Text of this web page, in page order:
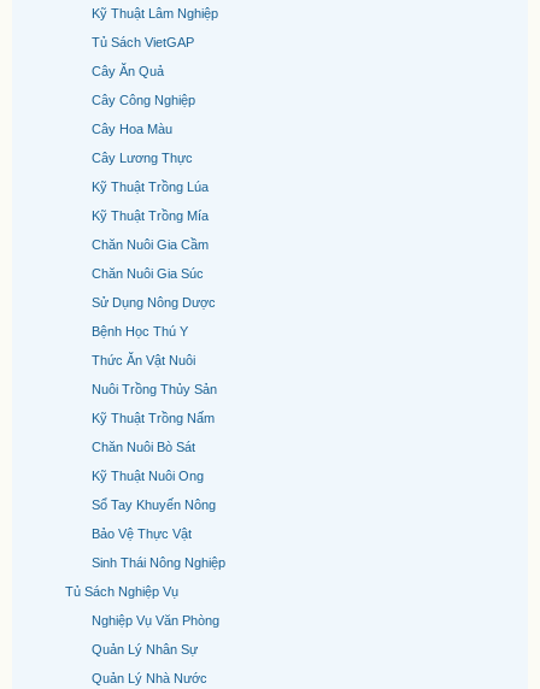
Kỹ Thuật Lâm Nghiệp
Tủ Sách VietGAP
Cây Ăn Quả
Cây Công Nghiệp
Cây Hoa Màu
Cây Lương Thực
Kỹ Thuật Trồng Lúa
Kỹ Thuật Trồng Mía
Chăn Nuôi Gia Cầm
Chăn Nuôi Gia Súc
Sử Dụng Nông Dược
Bệnh Học Thú Y
Thức Ăn Vật Nuôi
Nuôi Trồng Thủy Sản
Kỹ Thuật Trồng Nấm
Chăn Nuôi Bò Sát
Kỹ Thuật Nuôi Ong
Sổ Tay Khuyến Nông
Bảo Vệ Thực Vật
Sinh Thái Nông Nghiệp
Tủ Sách Nghiệp Vụ
Nghiệp Vụ Văn Phòng
Quản Lý Nhân Sự
Quản Lý Nhà Nước